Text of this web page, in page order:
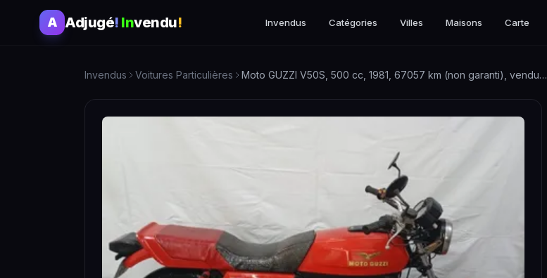
A Adjugé! Invendu! Invendus Catégories Villes Maisons Carte
Invendus Voitures Particulières Moto GUZZI V50S, 500 cc, 1981, 67057 km (non garanti), vendu…